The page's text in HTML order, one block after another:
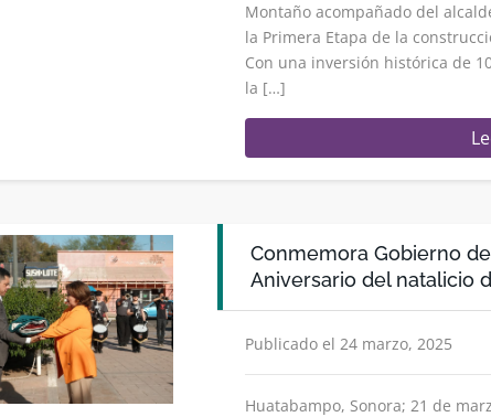
Montaño acompañado del
la Primera Etapa de la
Con una inversión histórica de
la […]
Conmemora Gobierno
Aniversario del natalicio
Publicado el 24 marzo, 2025
Huatabampo, Sonora; 21 de